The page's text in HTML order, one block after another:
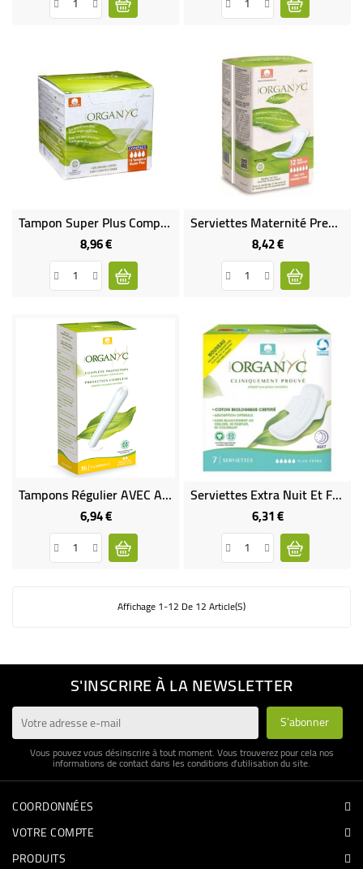
Tampon Super Plus Compact Avec Applicateur D'Origine Végétale - VEGAN
8,96 €Prix
Serviettes Maternité Premiers Jours 100% Coton Bio
8,42 €Prix
Tampons Régulier AVEC Applicateur 100% Coton Bio - Vegan
6,94 €Prix
Serviettes Extra Nuit Et Flux Très Abondants - VEGAN
6,31 €Prix
Affichage 1-12 De 12 Article(s)
S'INSCRIRE À LA NEWSLETTER
Vous pouvez vous désinscrire à tout moment. Vous trouverez pour cela nos
informations de contact dans les conditions d'utilisation du site.
COORDONNÉES
VOTRE COMPTE
PRODUITS